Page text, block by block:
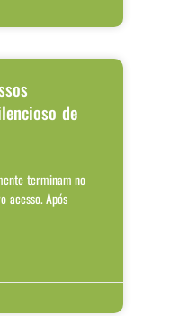
de
terminam no
acesso. Após